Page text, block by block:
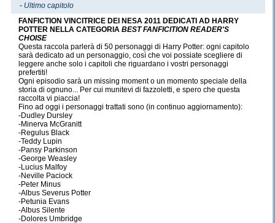
- Ultimo capitolo
FANFICTION VINCITRICE DEI NESA 2011 DEDICATI AD HARRY
POTTER NELLA CATEGORIA BEST FANFICITION READER'S
CHOISE
Questa raccola parlerà di 50 personaggi di Harry Potter: ogni capitolo
sarà dedicato ad un personaggio, così che voi possiate scegliere di
leggere anche solo i capitoli che riguardano i vostri personaggi
prefertiti!
Ogni episodio sarà un missing moment o un momento speciale della
storia di ognuno... Per cui munitevi di fazzoletti, e spero che questa
raccolta vi piaccia!
Fino ad oggi i personaggi trattati sono (in continuo aggiornamento):
-Dudley Dursley
-Minerva McGranitt
-Regulus Black
-Teddy Lupin
-Pansy Parkinson
-George Weasley
-Lucius Malfoy
-Neville Paciock
-Peter Minus
-Albus Severus Potter
-Petunia Evans
-Albus Silente
-Dolores Umbridge